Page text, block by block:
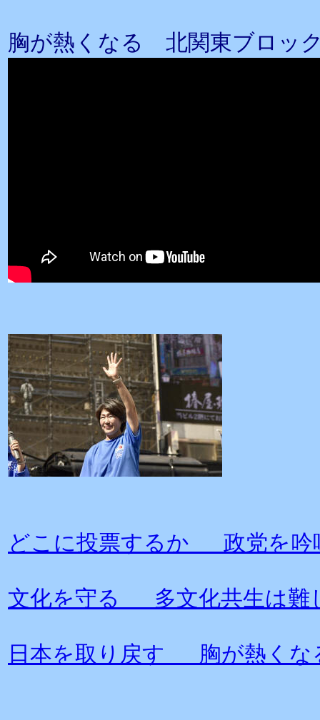
胸が熱くなる 北関東ブロッ
どこに投票するか 政党を吟
文化を守る 多文化共生は難
日本を取り戻す 胸が熱くな